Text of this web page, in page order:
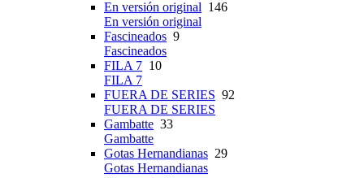
En versión original 146
En versión original
Fascineados 9
Fascineados
FILA 7 10
FILA 7
FUERA DE SERIES 92
FUERA DE SERIES
Gambatte 33
Gambatte
Gotas Hernandianas 29
Gotas Hernandianas